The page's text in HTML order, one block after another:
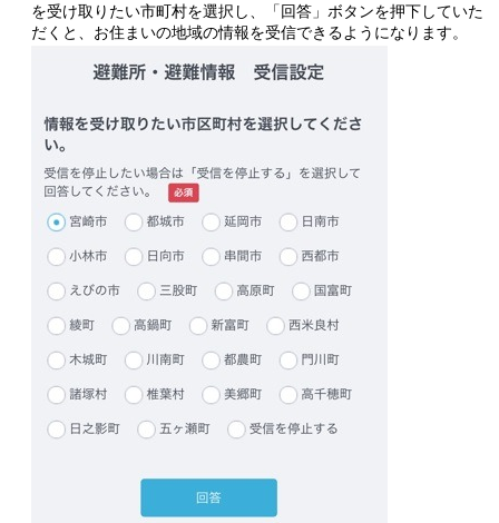
を受け取りたい市町村を選択し、「回答」ボタンを押下していた
だくと、お住まいの地域の情報を受信できるようになります。